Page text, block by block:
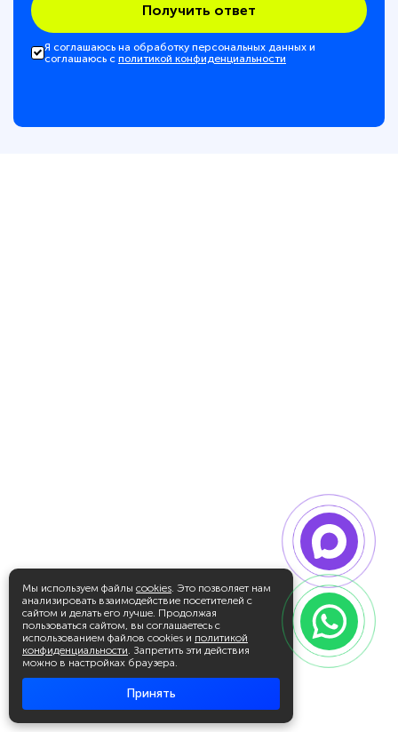
Мы используем файлы cookies. Это позволяет нам
анализировать взаимодействие посетителей с
сайтом и делать его лучше. Продолжая
пользоваться сайтом, вы соглашаетесь с
использованием файлов cookies и политикой
конфиденциальности. Запретить эти действия
можно в настройках браузера.
Принять
Получить ответ
Я соглашаюсь на обработку персональных данных и
соглашаюсь с политикой конфиденциальности